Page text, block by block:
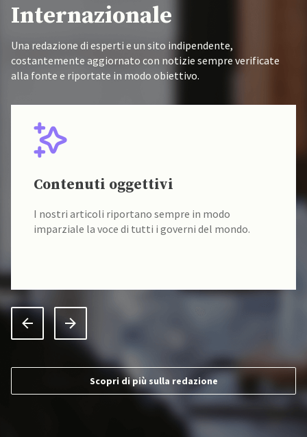
Internazionale
Una redazione di esperti e un sito indipendente,
costantemente aggiornato con notizie sempre verificate
alla fonte e riportate in modo obiettivo.
Contenuti oggettivi
I nostri articoli riportano sempre in modo
imparziale la voce di tutti i governi del mondo.
Scopri di più sulla redazione